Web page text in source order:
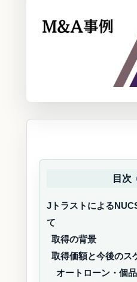
目次
Jトラストによる
て
取得の背景
取得価額と今後のス
オートローン・個